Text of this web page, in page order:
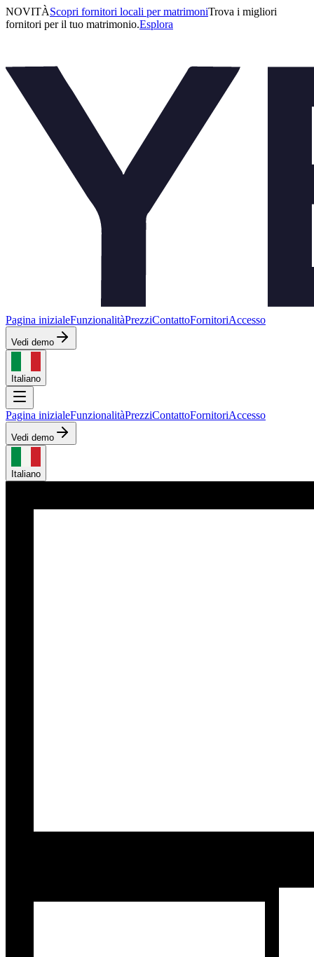
NOVITÀScopri fornitori locali per matrimoniTrova i migliori
fornitori per il tuo matrimonio.Esplora
Pagina inizialeFunzionalitàPrezziContattoFornitoriAccesso
Vedi demo
Italiano
Pagina inizialeFunzionalitàPrezziContattoFornitoriAccesso
Vedi demo
Italiano